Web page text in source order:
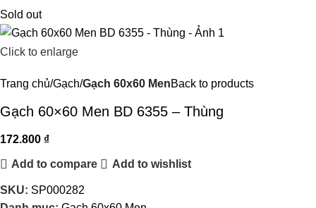
Sold out
Click to enlarge
Trang chủ Gạch Gạch 60x60 MenBack to products
Gạch 60×60 Men BD 6355 – Thùng
172.800 ₫
Add to compare Add to wishlist
SKU: SP000282